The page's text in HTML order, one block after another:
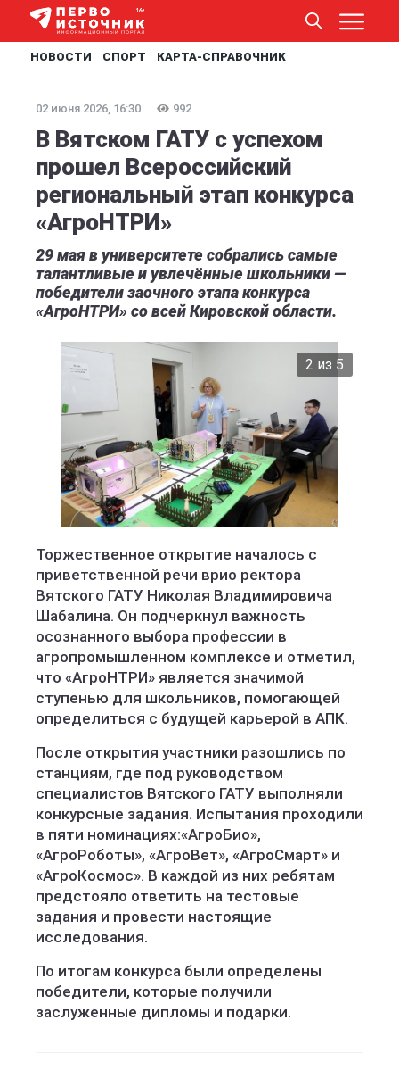
НОВОСТИ СПОРТ КАРТА-СПРАВОЧНИК
02 июня 2026, 16:30 992
В Вятском ГАТУ с успехом
прошел Всероссийский
региональный этап конкурса
«АгроНТРИ»
29 мая в университете собрались самые
талантливые и увлечённые школьники —
победители заочного этапа конкурса
«АгроНТРИ» со всей Кировской области.
2 из 5
Вятский ГАТУ
Торжественное открытие началось с
приветственной речи врио ректора
Вятского ГАТУ Николая Владимировича
Шабалина. Он подчеркнул важность
осознанного выбора профессии в
агропромышленном комплексе и отметил,
что «АгроНТРИ» является значимой
ступенью для школьников, помогающей
определиться с будущей карьерой в АПК.
После открытия участники разошлись по
станциям, где под руководством
специалистов Вятского ГАТУ выполняли
конкурсные задания. Испытания проходили
в пяти номинациях:«АгроБио»,
«АгроРоботы», «АгроВет», «АгроСмарт» и
«АгроКосмос». В каждой из них ребятам
предстояло ответить на тестовые
задания и провести настоящие
исследования.
По итогам конкурса были определены
победители, которые получили
заслуженные дипломы и подарки.